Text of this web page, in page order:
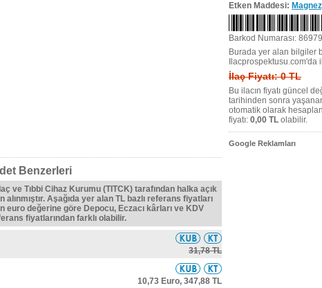
Benzerleri
ve Tıbbi Cihaz Kurumu (TITCK) tarafından halka açık
Aşağıda yer alan TL bazlı referans fiyatları
euro değerine göre Depocu, Eczacı kârları ve KDV
fiyatlarından farklı olabilir.
31,78 TL
10,73 Euro, 347,88 TL
Etken Maddesi:
Barkod Numarası:
Burada yer alan bilgiler
Ilacprospektusu.com'da
İlaç Fiyatı: 0 TL
Bu ilacın fiyatı güncel
tarihinden sonra
otomatik olarak
fiyatı: 0,00 TL olabilir.
Google Reklamları